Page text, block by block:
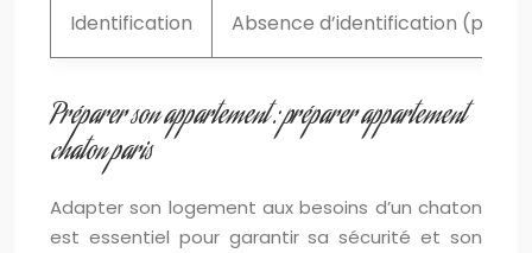
Identification Absence d’identification (puce
Préparer son appartement : préparer appartement
chaton paris
Adapter son logement aux besoins d’un chaton
est essentiel pour garantir sa sécurité et son